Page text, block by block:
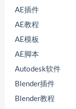
AE插件
AE教程
AE模板
AE脚本
Autodesk软件
Blender插件
Blender教程